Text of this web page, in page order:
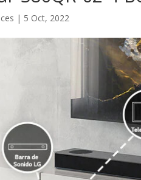
| 5 Oct, 2022